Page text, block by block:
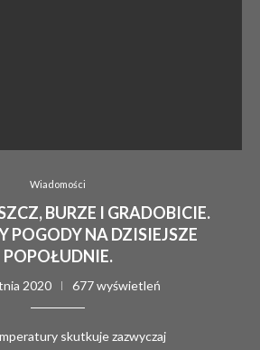
Wiadomości
BURZE I GRADOBICIE.
POGODY NA DZISIEJSZE
POPOŁUDNIE.
2020 677 wyświetleń
skutkuje zazwyczaj